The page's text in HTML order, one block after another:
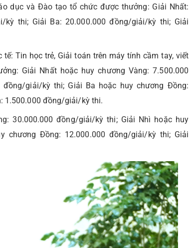
dục và Đào tạo tổ chức được thưởng: Giải Nhất:
kỳ thi; Giải Ba: 20.000.000 đồng/giải/kỳ thi; Giải
Tin học trẻ, Giải toán trên máy tính cầm tay, viết
Giải Nhất hoặc huy chương Vàng: 7.500.000
giải/kỳ thi; Giải Ba hoặc huy chương Đồng:
1.500.000 đồng/giải/kỳ thi.
30.000.000 đồng/giải/kỳ thi; Giải Nhì hoặc huy
chương Đồng: 12.000.000 đồng/giải/kỳ thi; Giải